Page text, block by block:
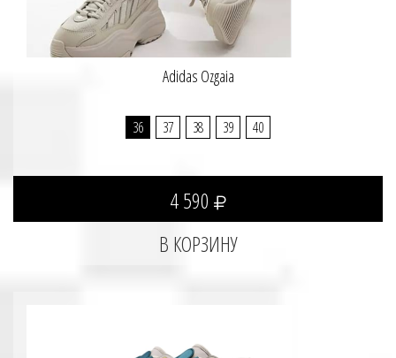
Adidas Ozgaia
36 37 38 39 40
4 590